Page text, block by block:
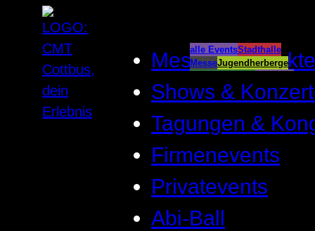
Messen & Märkte
Shows &
Tagungen &
Firmenevents
Privatevents
Abi-Ball
alle EventsStadthalle
MesseJugendherberge
CottbusServiceParkCafé
Caravanstellplatz